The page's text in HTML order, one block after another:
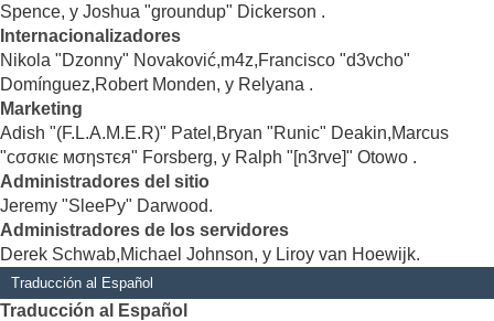
Spence, y Joshua "groundup" Dickerson .
Internacionalizadores
Nikola "Dzonny" Novaković,m4z,Francisco "d3vcho"
Domínguez,Robert Monden, y Relyana .
Marketing
Adish "(F.L.A.M.E.R)" Patel,Bryan "Runic" Deakin,Marcus
"cσσкιє мσηѕтєя" Forsberg, y Ralph "[n3rve]" Otowo .
Administradores del sitio
Jeremy "SleePy" Darwood.
Administradores de los servidores
Derek Schwab,Michael Johnson, y Liroy van Hoewijk.
Traducción al Español
Traducción al Español